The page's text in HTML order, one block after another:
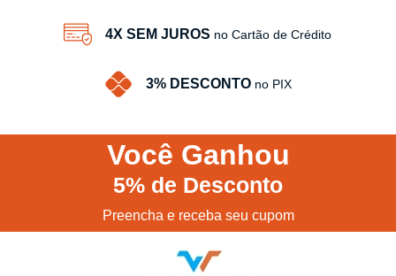
4X SEM JUROS no Cartão de Crédito
3% DESCONTO no PIX
Você Ganhou
5% de Desconto
Preencha e receba seu cupom